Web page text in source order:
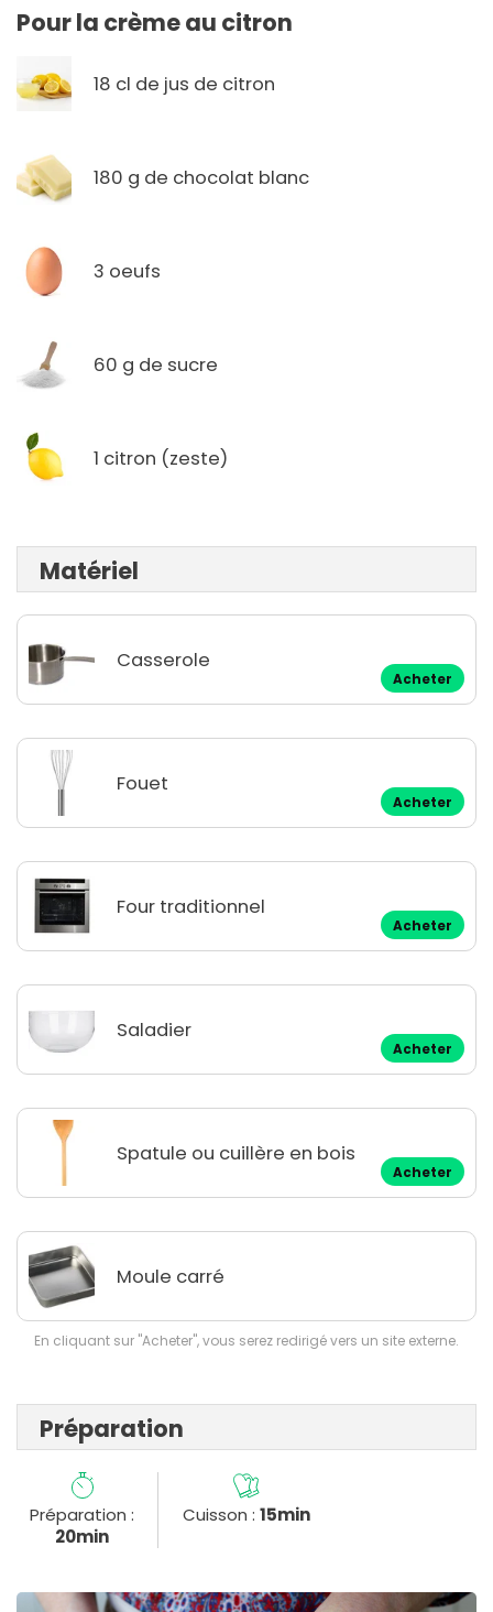
Pour la crème au citron
18 cl de jus de citron
180 g de chocolat blanc
3 oeufs
60 g de sucre
1 citron (zeste)
Matériel
Casserole
Acheter
Fouet
Acheter
Four traditionnel
Acheter
Saladier
Acheter
Spatule ou cuillère en bois
Acheter
Moule carré
En cliquant sur "Acheter", vous serez redirigé vers un site externe.
Préparation
Préparation :
20min
Cuisson : 15min